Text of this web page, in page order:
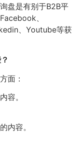
盘是有别于B2B平
、
、Youtube等获
面：
容。
内容。